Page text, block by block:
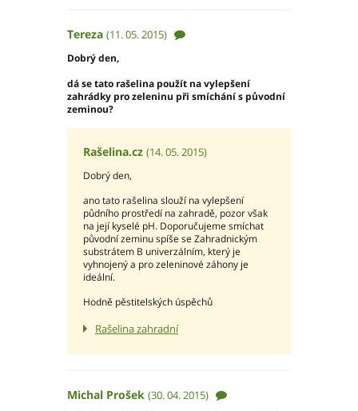
Liberecký kraj
Královéhradecký kraj
Pardubický kraj
Kraj Vysočina
Moravskoslezský kraj
Slovenská republika
Slavnostní otevření
Tereza (11. 05. 2015)
Dobrý den,
dá se tato rašelina použít na vylepšení
zahrádky pro zeleninu při smíchání s původní
zeminou?
Rašelina.cz (14. 05. 2015)
Dobrý den,
ano tato rašelina slouží na vylepšení
půdního prostředí na zahradě, pozor však
na její kyselé pH. Doporučujeme smíchat
původní zeminu spíše se Zahradnickým
substrátem B univerzálním, který je
vyhnojený a pro zeleninové záhony je
ideální.
Hodně pěstitelských úspěchů
Rašelina zahradní
Michal Prošek (30. 04. 2015)